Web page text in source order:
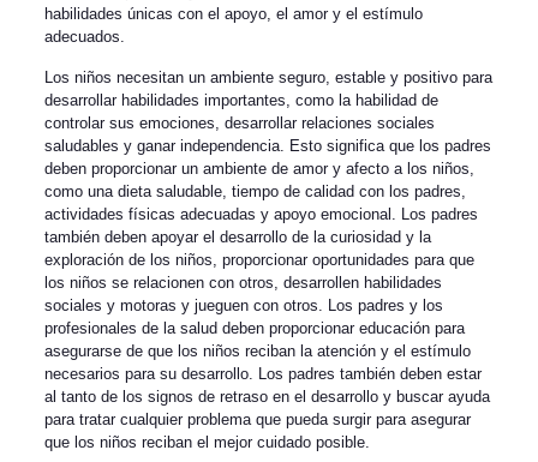
habilidades únicas con el apoyo, el amor y el estímulo
adecuados.
Los niños necesitan un ambiente seguro, estable y positivo para
desarrollar habilidades importantes, como la habilidad de
controlar sus emociones, desarrollar relaciones sociales
saludables y ganar independencia. Esto significa que los padres
deben proporcionar un ambiente de amor y afecto a los niños,
como una dieta saludable, tiempo de calidad con los padres,
actividades físicas adecuadas y apoyo emocional. Los padres
también deben apoyar el desarrollo de la curiosidad y la
exploración de los niños, proporcionar oportunidades para que
los niños se relacionen con otros, desarrollen habilidades
sociales y motoras y jueguen con otros. Los padres y los
profesionales de la salud deben proporcionar educación para
asegurarse de que los niños reciban la atención y el estímulo
necesarios para su desarrollo. Los padres también deben estar
al tanto de los signos de retraso en el desarrollo y buscar ayuda
para tratar cualquier problema que pueda surgir para asegurar
que los niños reciban el mejor cuidado posible.